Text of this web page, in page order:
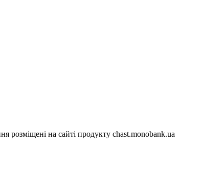
розміщені на сайті продукту chast.monobank.ua